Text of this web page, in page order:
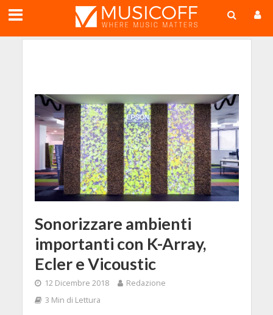
Sonorizzare ambienti
importanti con K-Array,
Ecler e Vicoustic
12 Dicembre 2018
Redazione
3 Min di Lettura